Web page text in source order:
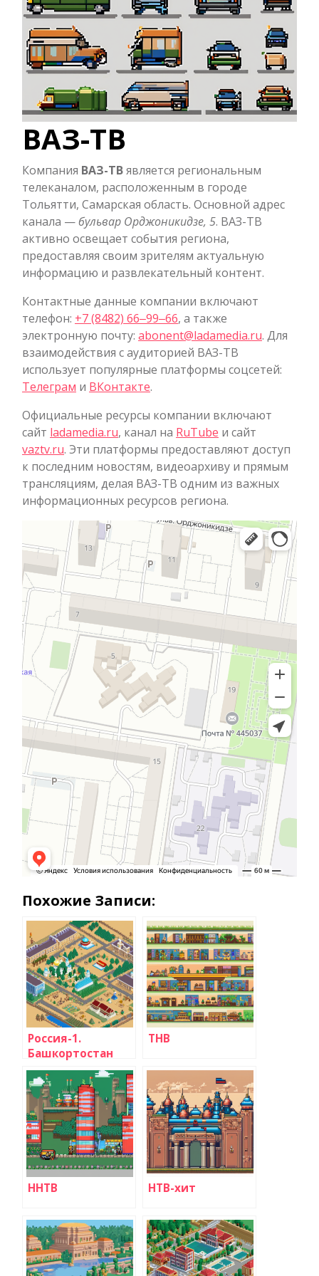
ВАЗ-ТВ
Компания ВАЗ-ТВявляется региональным
телеканалом, расположенным в городе
Тольятти, Самарская область. Основной адрес
канала —бульвар Орджоникидзе, 5. ВАЗ-ТВ
активно освещает события региона,
предоставляя своим зрителям актуальную
информацию и развлекательный контент.
Контактные данные компании включают
телефон: +7 (8482) 66‒99‒66, а также
электронную почту: abonent@ladamedia.ru. Для
взаимодействия с аудиторией ВАЗ-ТВ
использует популярные платформы соцсетей:
Телеграм и ВКонтакте.
Официальные ресурсы компании включают
сайт ladamedia.ru, канал на RuTube и сайт
vaztv.ru. Эти платформы предоставляют доступ
к последним новостям, видеоархиву и прямым
трансляциям, делая ВАЗ-ТВ одним из важных
информационных ресурсов региона.
Похожие Записи:
Россия-1.
Башкортостан
ТНВ
ННТВ НТВ-хит